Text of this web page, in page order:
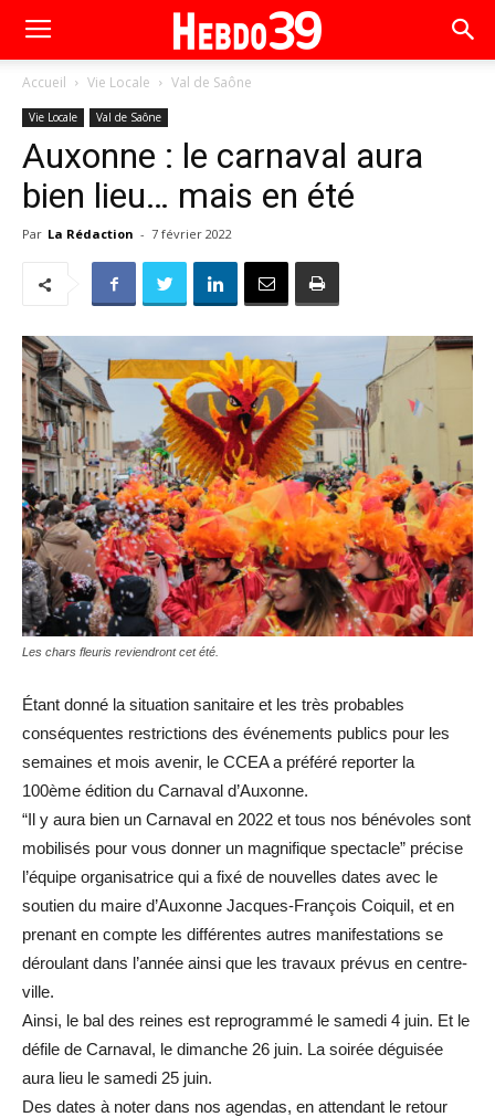
Accueil Vie Locale Val de Saône
Vie Locale Val de Saône
Auxonne : le carnaval aura
bien lieu… mais en été
Par La Rédaction - 7 février 2022
Les chars fleuris reviendront cet été.
Étant donné la situation sanitaire et les très probables
conséquentes restrictions des événements publics pour les
semaines et mois avenir, le CCEA a préféré reporter la
100ème édition du Carnaval d’Auxonne.
“Il y aura bien un Carnaval en 2022 et tous nos bénévoles sont
mobilisés pour vous donner un magnifique spectacle” précise
l’équipe organisatrice qui a fixé de nouvelles dates avec le
soutien du maire d’Auxonne Jacques-François Coiquil, et en
prenant en compte les différentes autres manifestations se
déroulant dans l’année ainsi que les travaux prévus en centre-
ville.
Ainsi, le bal des reines est reprogrammé le samedi 4 juin. Et le
défile de Carnaval, le dimanche 26 juin. La soirée déguisée
aura lieu le samedi 25 juin.
Des dates à noter dans nos agendas, en attendant le retour